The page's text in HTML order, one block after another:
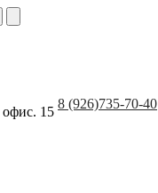
офис. 15
8 (926)735-70-40